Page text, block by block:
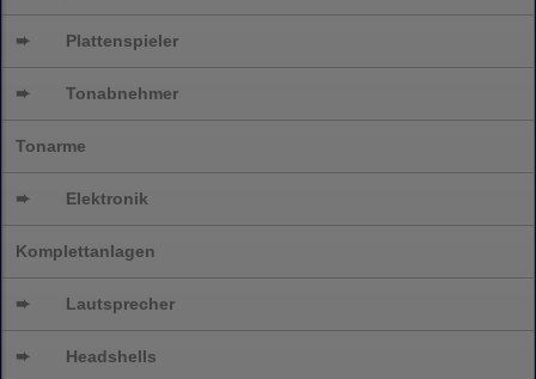
➨ Plattenspieler
➨ Tonabnehmer
Tonarme
➨ Elektronik
Komplettanlagen
➨ Lautsprecher
➨ Headshells